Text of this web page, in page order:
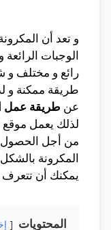
و تعد أن
الوجبات
رائع و مختلف و
طريقة ممكنة و
عن طريقة عمل
لذلك يعمل
من أجل الحصول
المكرونة
يمكنك أن تتعرف
المحتويات